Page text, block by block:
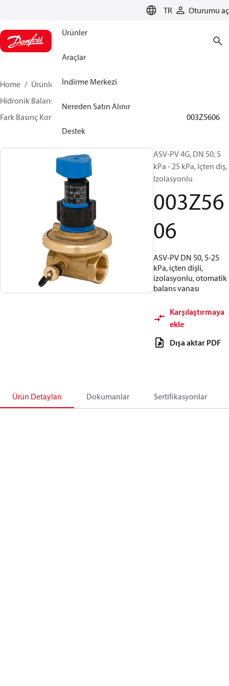
TR Oturumu aç
Ürünler
Araçlar
İndirme Merkezi
Nereden Satın Alınır
Destek
Home Ürünler
İklimlendirme Çözümleri - ısıtma
Hidronik Balans ve Kontrol
Fark Basınç Kontrolörleri
003Z5606
ASV-PV 4G, DN 50, 5
kPa - 25 kPa, İçten diş,
Izolasyonlu
003Z56
06
ASV-PV DN 50, 5-25
kPa, içten dişli,
izolasyonlu, otomatik
balans vanası
Karşılaştırmaya
ekle
Dışa aktar PDF
Ürün Detayları Dokümanlar Sertifikasyonlar